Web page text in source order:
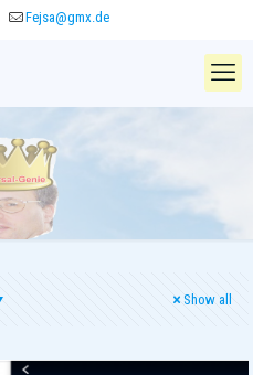
Fejsa@gmx.de
Show all